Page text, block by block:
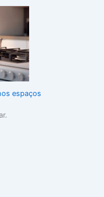
espaços